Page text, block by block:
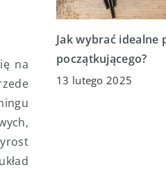
na
Jak wybrać idealne
początkującego?
13 lutego 2025